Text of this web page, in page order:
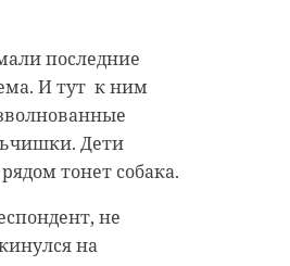
последние
И тут к ним
Дети
тонет собака.
не
на